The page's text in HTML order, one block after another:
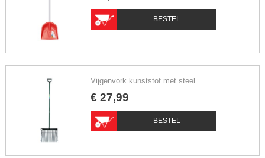
BESTEL
Vijgenvork kunststof met steel
€ 27,99
BESTEL